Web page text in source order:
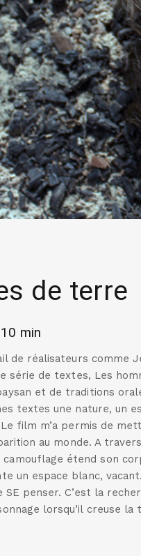
de terre
min
de réalisateurs comme
série de textes, Les
et de traditions
textes une nature, un
film m’a permis de
au monde. A
camouflage étend son
un espace blanc,
penser. C’est la
lorsqu’il creuse la